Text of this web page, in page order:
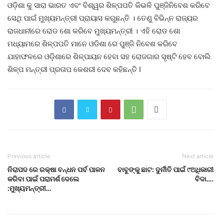
ଓଡ଼ିଶା କୁ ସାରା ଭାରତ ଏବଂ ବିଶ୍ୱର ଶିଳ୍ପପତି କିଭଳି ପୁଞ୍ଜିନିବେଶ କରିବେ
ସେଥି ପାଇଁ ମୁଖ୍ୟମନ୍ତ୍ରୀ ପ୍ରାୟାସ କରୁଛନ୍ତି । ତେଣୁ ବିଭିନ୍ନ ରାଜ୍ୟର
ରାଜଧାନୀରେ ରୋଡ ଶୋ କରିବେ ମୁଖ୍ୟମନ୍ତ୍ରୀ । ଏହି ରୋଡ ଶୋ
ମଧ୍ୟାମରେ ଶିଳ୍ପପତି ମାନେ ଓଡିଶା ରେ ପୁଞ୍ଜି ନିବେଶ କରିବେ
ଯାହାଫଳରେ ଓଡ଼ିଶାରେ ଶିଳ୍ପାୟନ ହେବା ସହ ରୋଜଗାର ସୃଷ୍ଟି ହେବ ବୋଲି
ଶିଳ୍ପ ମନ୍ତ୍ରୀ ପ୍ରତାପ କେଶରୀ ଦେବ କହିଛନ୍ତି l
Previous article
ନିରାପଦ ରେ ରକ୍ଷା ବନ୍ଧନ ପର୍ବ ପାଳନ
କରିବା ପାଇଁ ପରାମର୍ଶ ଦେଲେ
:ମୁଖ୍ୟମନ୍ତ୍ରୀ…
Next article
ବାବୁଙ୍କୁ ଛାଟ: ଦୁର୍ନୀତି ପାଇଁ ୯ଅଧିକାରୀ
ବିଦା….